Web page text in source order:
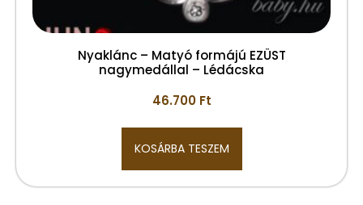
Nyaklánc – Matyó formájú EZÜST
nagymedállal – Lédácska
46.700 Ft
KOSÁRBA TESZEM